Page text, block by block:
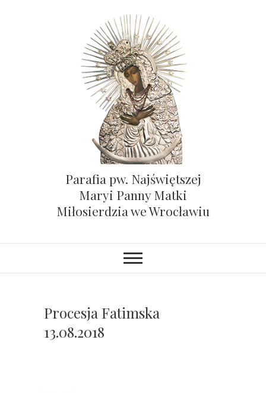
Parafia pw. Najświętszej
Maryi Panny Matki
Miłosierdzia we Wrocławiu
Procesja Fatimska
13.08.2018